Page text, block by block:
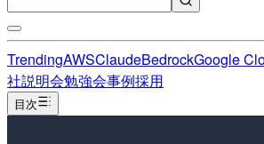
TrendingAWSClaudeBedrockGoogle
社説明会勉強会事例採用
目次